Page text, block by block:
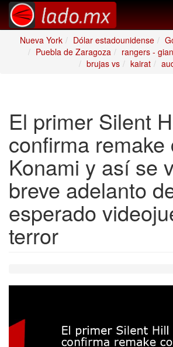
Nueva York
Dólar estadounidense
Puebla de Zaragoza
rangers -
brujas vs
kairat
El primer Silent
confirma remake
Konami y así se
breve adelanto
esperado
terror